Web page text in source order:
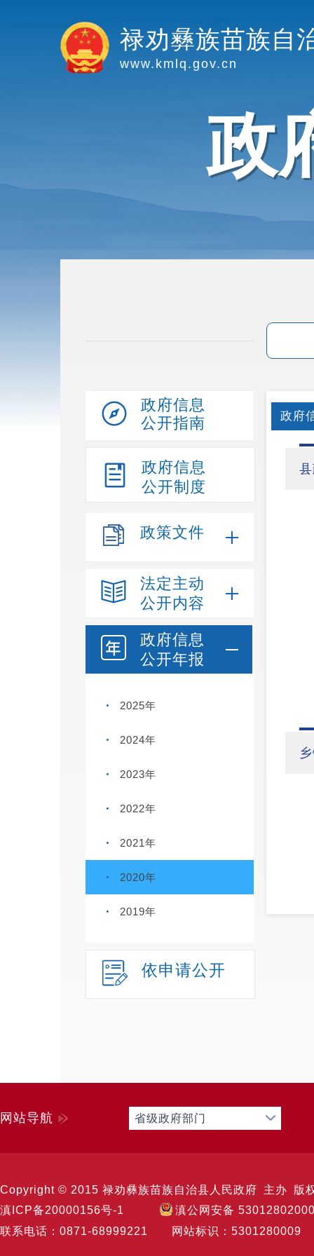
禄劝彝族苗族自
www.kmlq.gov.cn
政
政府信息
公开指南
政府信息
公开制度
政策文件
法定主动
公开内容
政府信息
公开年报
2025年
2024年
2023年
2022年
2021年
2020年
2019年
依申请公开
政府
网站导航 省级政府部门
Copyright © 2015 禄劝彝族苗族自治县人民政府 主办 版
滇ICP备20000156号-1
滇公网安备
联系电话：0871-68999221 网站标识：